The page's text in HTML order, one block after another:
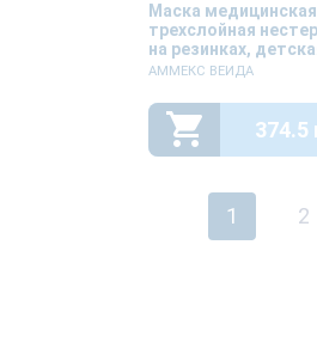
Маска
трехслойная
на резинках,
розовая с рисунком,
АММЕКС ВЕИДА
374.5
1 2